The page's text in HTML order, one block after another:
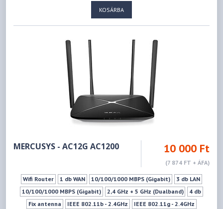
IEEE 802.11ac - 5GHz
Ki- Bekapcsoló gomb
Mu-mimo szabvány WPS
KOSÁRBA
MERCUSYS - AC12G AC1200 10 000 Ft
(7 874 FT + ÁFA)
Wifi Router 1 db WAN 10/100/1000 MBPS (Gigabit)
3 db LAN
10/100/1000 MBPS (Gigabit)
2,4 GHz + 5 GHz (Dualband)
4 db
Fix antenna
IEEE 802.11b - 2.4GHz
IEEE 802.11g - 2.4GHz